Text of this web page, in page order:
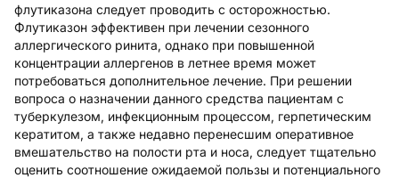
флутиказона следует проводить с осторожностью.
Флутиказон эффективен при лечении сезонного
аллергического ринита, однако при повышенной
концентрации аллергенов в летнее время может
потребоваться дополнительное лечение. При решении
вопроса о назначении данного средства пациентам с
туберкулезом, инфекционным процессом, герпетическим
кератитом, а также недавно перенесшим оперативное
вмешательство на полости рта и носа, следует тщательно
оценить соотношение ожидаемой пользы и потенциального